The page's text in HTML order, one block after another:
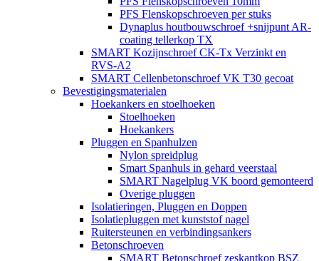
PFS Flenskopschroeven per stuks
Dynaplus houtbouwschroef +snijpunt AR-
coating tellerkop TX
SMART Kozijnschroef CK-Tx Verzinkt en
RVS-A2
SMART Cellenbetonschroef VK T30 gecoat
Bevestigingsmaterialen
Hoekankers en stoelhoeken
Stoelhoeken
Hoekankers
Pluggen en Spanhulzen
Nylon spreidplug
Smart Spanhuls in gehard veerstaal
SMART Nagelplug VK boord gemonteerd
Overige pluggen
Isolatieringen, Pluggen en Doppen
Isolatiepluggen met kunststof nagel
Ruitersteunen en verbindingsankers
Betonschroeven
SMART Betonschroef zeskantkop BSZ